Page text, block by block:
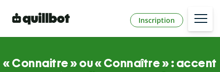
Inscription
« Connaitre » ou « Connaître » : accent